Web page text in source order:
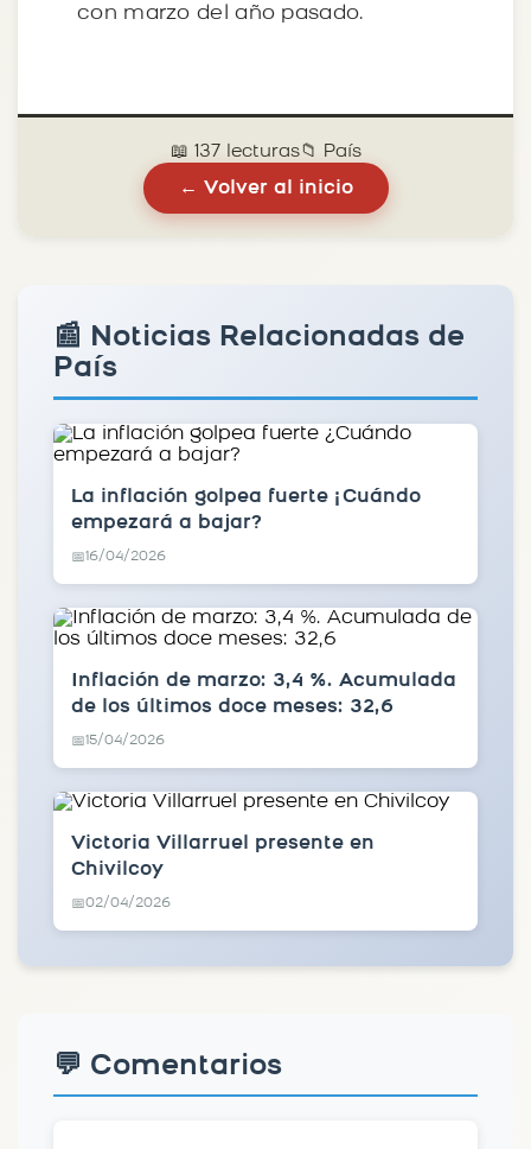
con marzo del año pasado.
📖 137 lecturas📁 País
← Volver al inicio
📰 Noticias Relacionadas de
País
La inflación golpea fuerte ¿Cuándo
empezará a bajar?
📅16/04/2026
Inflación de marzo: 3,4 %. Acumulada
de los últimos doce meses: 32,6
📅15/04/2026
Victoria Villarruel presente en
Chivilcoy
📅02/04/2026
💬 Comentarios